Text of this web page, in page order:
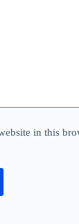
in this